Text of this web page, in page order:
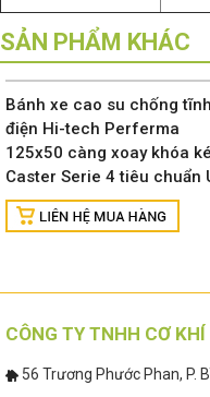
SẢN PHẨM KHÁC
Bánh xe cao su chống tĩnh
điện Hi-tech Perferma
125x50 càng xoay khóa
Caster Serie 4 tiêu chuẩn
CÔNG TY TNHH CƠ
56 Trương Phước Phan, P.